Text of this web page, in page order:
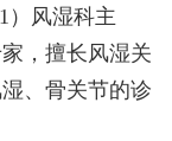
）风湿科主
，擅长风湿关
、骨关节的诊